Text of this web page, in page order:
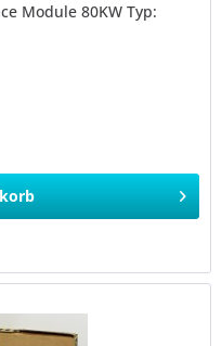
Module 80KW Typ: